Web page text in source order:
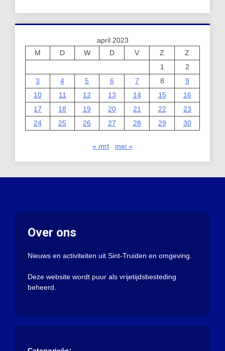
april 2023
M
D W D V Z
Z
1
2
3
4 5 6 7 8
9
10
11 12 13 14 15
16
17
18 19 20 21 22
23
24
25 26 27 28 29 30
« mrt mei »
Over ons
Nieuws en activiteiten uit Sint-Truiden en omgeving.
Deze website wordt puur als vrijetijdsbesteding
beheerd.